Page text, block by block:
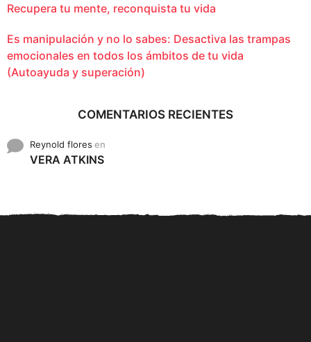
Recupera tu mente, reconquista tu vida
Es manipulación y no lo sabes: Desactiva las trampas
emocionales en todos los ámbitos de tu vida
(Autoayuda y superación)
COMENTARIOS RECIENTES
Reynold flores en
VERA ATKINS